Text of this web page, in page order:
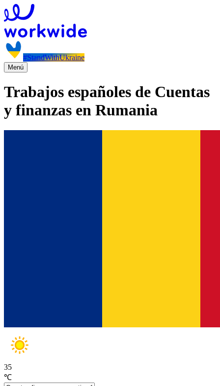
#StandWithUkraine
Menú
Trabajos españoles de Cuentas
y finanzas en Rumania
35
℃